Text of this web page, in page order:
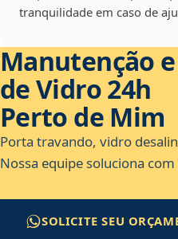
tranquilidade em caso de
Manutenção
de Vidro 24h
Perto de Mim
Porta travando, vidro
Nossa equipe soluciona
SOLICITE SEU